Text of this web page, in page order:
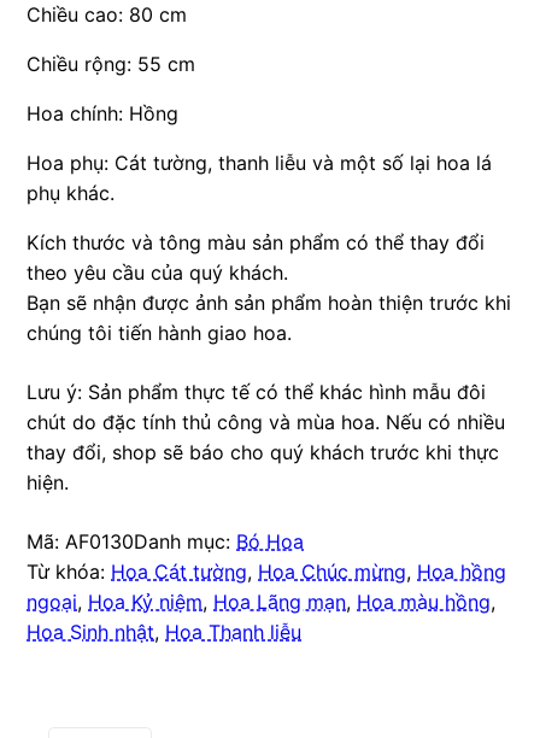
Chiều cao: 80 cm
Chiều rộng: 55 cm
Hoa chính: Hồng
Hoa phụ: Cát tường, thanh liễu và một số lại hoa lá
phụ khác.
Kích thước và tông màu sản phẩm có thể thay đổi
theo yêu cầu của quý khách.
Bạn sẽ nhận được ảnh sản phẩm hoàn thiện trước khi
chúng tôi tiến hành giao hoa.
Lưu ý: Sản phẩm thực tế có thể khác hình mẫu đôi
chút do đặc tính thủ công và mùa hoa. Nếu có nhiều
thay đổi, shop sẽ báo cho quý khách trước khi thực
hiện.
Mã: AF0130Danh mục: Bó Hoa
Từ khóa: Hoa Cát tường, Hoa Chúc mừng, Hoa hồng
ngoại, Hoa Kỷ niệm, Hoa Lãng mạn, Hoa màu hồng,
Hoa Sinh nhật, Hoa Thanh liễu